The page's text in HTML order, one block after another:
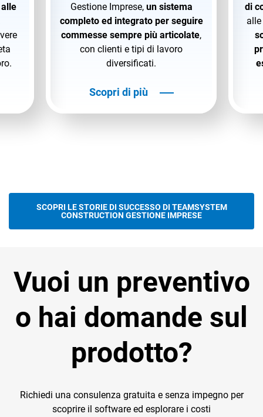
Gestione Imprese, un sistema
completo ed integrato per seguire
commesse sempre più articolate,
con clienti e tipi di lavoro
diversificati.
Scopri di più
di
SCOPRI LE STORIE DI SUCCESSO DI TEAMSYSTEM
CONSTRUCTION GESTIONE IMPRESE
Vuoi un preventivo
o hai domande sul
prodotto?
Richiedi una consulenza gratuita e senza impegno per
scoprire il software ed esplorare i costi